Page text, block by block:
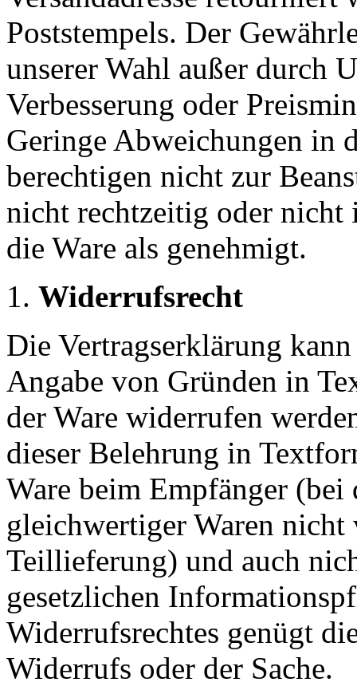
Poststempels. Der
unserer Wahl außer durch
Verbesserung oder
Geringe Abweichungen in
berechtigen nicht zur
nicht rechtzeitig oder nicht
die Ware als genehmigt.
Widerrufsrecht
Die Vertragserklärung
Angabe von Gründen in
der Ware widerrufen
dieser Belehrung in
Ware beim Empfänger
gleichwertiger Waren nicht
Teillieferung) und auch
gesetzlichen
Widerrufsrechtes genügt
Widerrufs oder der Sache.